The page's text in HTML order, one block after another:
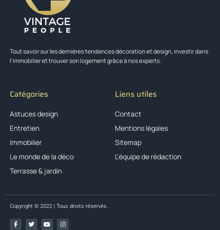
Tout savoir sur les dernières tendances décoration et design, investir dans
l’immobilier et trouver son logement grâce à nos experts.
Catégories
Astuces design
Entretien
Immobilier
Le monde de la déco
Terrasse & jardin
Liens utiles
Contact
Mentions légales
Sitemap
L'équipe de rédaction
Copyright © 2022 | Tous droits réservés.